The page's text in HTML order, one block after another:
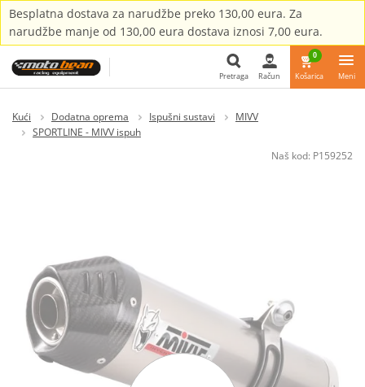
Besplatna dostava za narudžbe preko 130,00 eura. Za
narudžbe manje od 130,00 eura dostava iznosi 7,00 eura.
Pretraga Račun
0
Košarica Meni
Kući Dodatna oprema Ispušni sustavi
MIVV
SPORTLINE - MIVV ispuh
Naš kod: P159252